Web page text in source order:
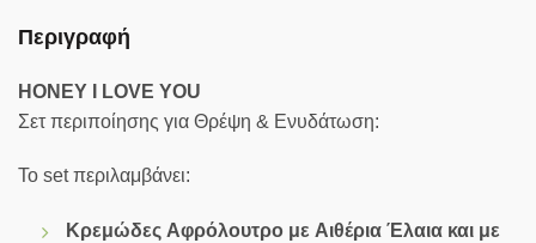
Περιγραφή
HONEY I LOVE YOU
Σετ περιποίησης για Θρέψη & Ενυδάτωση:
To set περιλαμβάνει:
Κρεμώδες Aφρόλουτρο με Aιθέρια Έλαια και με